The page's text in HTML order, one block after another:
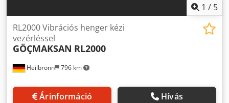
1 / 5
Heilbronn 796 km
RL2000 Vibrációs henger kézi
vezérléssel
GÖÇMAKSAN RL2000
Árinformáció Hívás